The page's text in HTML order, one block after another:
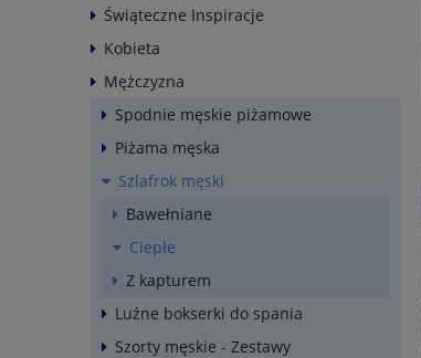
Świąteczne Inspiracje
Kobieta
Mężczyzna
Spodnie męskie piżamowe
Piżama męska
Szlafrok męski
Bawełniane
Ciepłe
Z kapturem
Luźne bokserki do spania
Szorty męskie - Zestawy